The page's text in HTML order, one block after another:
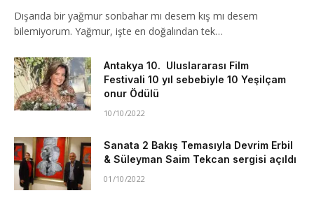
Dışarıda bir yağmur sonbahar mı desem kış mı desem
bilemiyorum. Yağmur, işte en doğalından tek…
Antakya 10. Uluslararası Film
Festivali 10 yıl sebebiyle 10 Yeşilçam
onur Ödülü
10/10/2022
Sanata 2 Bakış Temasıyla Devrim Erbil
& Süleyman Saim Tekcan sergisi açıldı
01/10/2022